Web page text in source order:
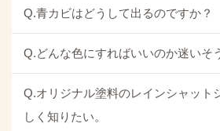
Q.青カビはどうして出るのですか？
Q.どんな色にすればいいのか迷いそ
Q.オリジナル塗料のレインシャット
しく知りたい。